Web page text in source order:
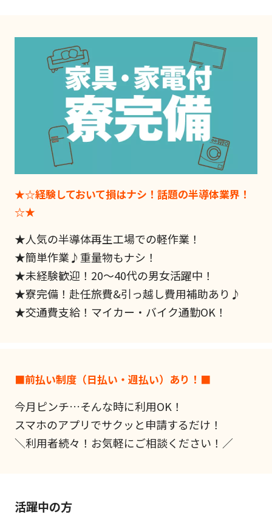
★☆経験しておいて損はナシ！話題の半導体業界！
☆★
★人気の半導体再生工場での軽作業！
★簡単作業♪重量物もナシ！
★未経験歓迎！20～40代の男女活躍中！
★寮完備！赴任旅費&引っ越し費用補助あり♪
★交通費支給！マイカー・バイク通勤OK！
■前払い制度（日払い・週払い）あり！■
今月ピンチ…そんな時に利用OK！
スマホのアプリでサクッと申請するだけ！
＼利用者続々！お気軽にご相談ください！／
活躍中の方